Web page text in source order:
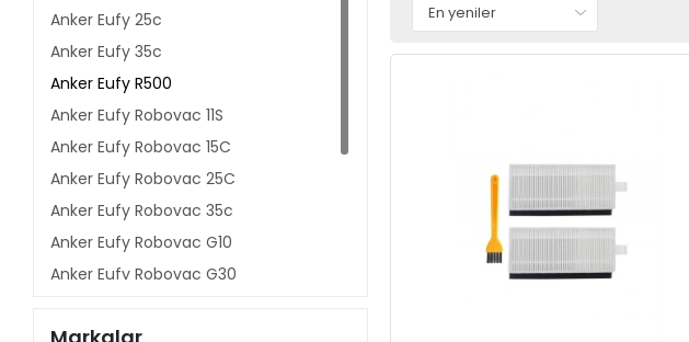
Anker Eufy 25c
Anker Eufy 35c
Anker Eufy R500
Anker Eufy Robovac 11S
Anker Eufy Robovac 15C
Anker Eufy Robovac 25C
Anker Eufy Robovac 35c
Anker Eufy Robovac G10
Anker Eufy Robovac G30
Anker Eufy Robovac R500
Markalar